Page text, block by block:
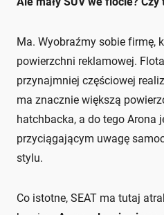
Ma. Wyobraźmy sobie firmę,
powierzchni reklamowej.
przynajmniej częściowej
ma znacznie większą
hatchbacka, a do tego Arona
przyciągającym uwagę
stylu.
Co istotne, SEAT ma tutaj